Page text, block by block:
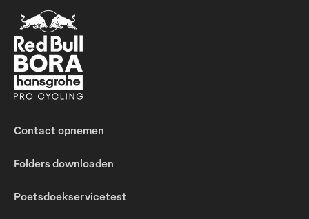
Contact opnemen
Folders downloaden
Poetsdoekservicetest